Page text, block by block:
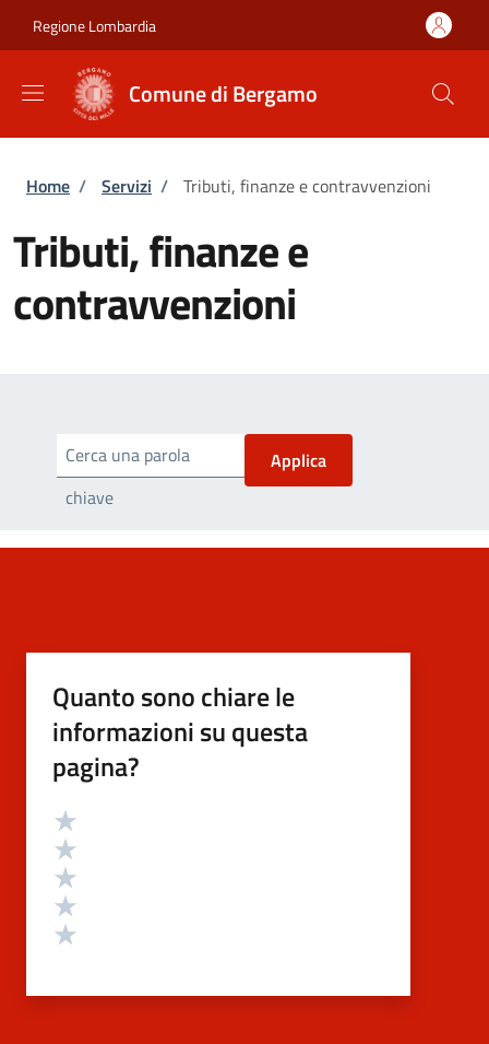
Regione Lombardia
Comune di Bergamo
Briciole di pane
Home / Servizi / Tributi, finanze e contravvenzioni
Tributi, finanze e
contravvenzioni
Cerca una parola
chiave
Quanto sono chiare le
informazioni su questa
pagina?
Valutazione